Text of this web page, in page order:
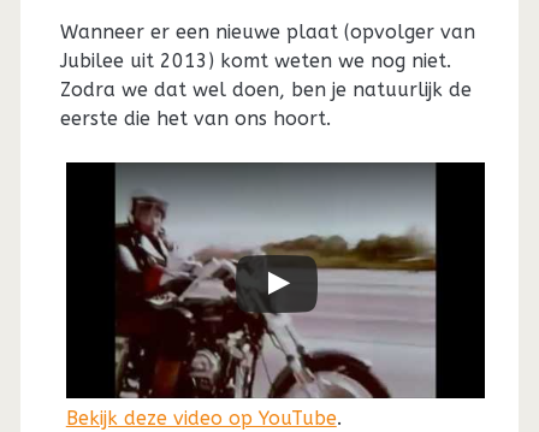
Wanneer er een nieuwe plaat (opvolger van
Jubilee uit 2013) komt weten we nog niet.
Zodra we dat wel doen, ben je natuurlijk de
eerste die het van ons hoort.
Bekijk deze video op YouTube.